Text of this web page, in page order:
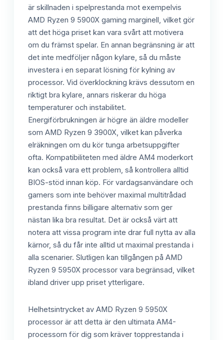
är skillnaden i spelprestanda mot exempelvis
AMD Ryzen 9 5900X gaming marginell, vilket gör
att det höga priset kan vara svårt att motivera
om du främst spelar. En annan begränsning är att
det inte medföljer någon kylare, så du måste
investera i en separat lösning för kylning av
processor. Vid överklockning krävs dessutom en
riktigt bra kylare, annars riskerar du höga
temperaturer och instabilitet.
Energiförbrukningen är högre än äldre modeller
som AMD Ryzen 9 3900X, vilket kan påverka
elräkningen om du kör tunga arbetsuppgifter
ofta. Kompatibiliteten med äldre AM4 moderkort
kan också vara ett problem, så kontrollera alltid
BIOS-stöd innan köp. För vardagsanvändare och
gamers som inte behöver maximal multitrådad
prestanda finns billigare alternativ som ger
nästan lika bra resultat. Det är också värt att
notera att vissa program inte drar full nytta av alla
kärnor, så du får inte alltid ut maximal prestanda i
alla scenarier. Slutligen kan tillgången på AMD
Ryzen 9 5950X processor vara begränsad, vilket
ibland driver upp priset ytterligare.
Helhetsintrycket av AMD Ryzen 9 5950X
processor är att detta är den ultimata AM4-
processorn för dig som kräver topprestanda i